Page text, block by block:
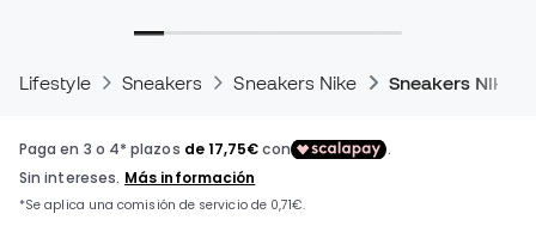
Lifestyle Sneakers Sneakers Nike Sneakers Nike